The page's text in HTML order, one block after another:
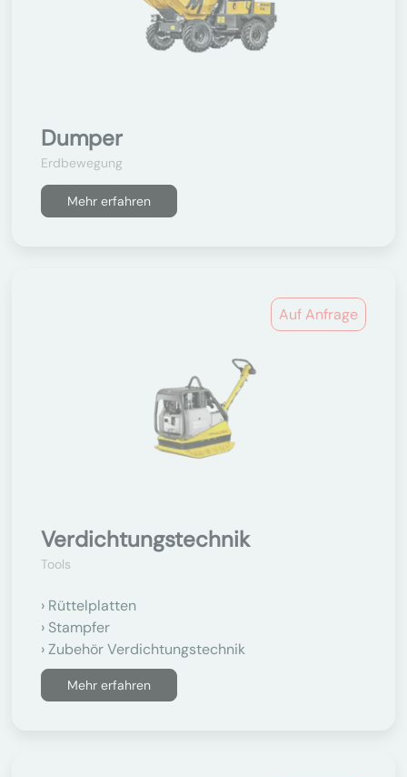
Dumper
Erdbewegung
Mehr erfahren
Auf Anfrage
Verdichtungstechnik
Tools
Rüttelplatten
Stampfer
Zubehör Verdichtungstechnik
Mehr erfahren